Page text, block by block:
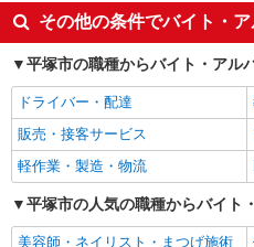
短時間勤務（1日4h以内）OK
社会保険あり
その他の条件でバイト・
平塚市の職種からバイト・アル
ドライバー・配達
販売・接客サービス
軽作業・製造・物流
平塚市の人気の職種からバイト
美容師・ネイリスト・まつげ施術